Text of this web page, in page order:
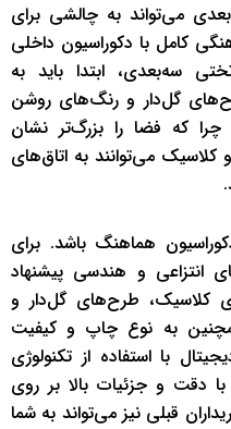
می‌تواند به چالشی برای
کامل با دکوراسیون داخلی
سه‌بعدی، ابتدا باید به
گل‌دار و رنگ‌های روشن
که فضا را بزرگ‌تر نشان
می‌توانند به اتاق‌های
هماهنگ باشد. برای
انتزاعی و هندسی پیشنهاد
کلاسیک، طرح‌های گل‌دار و
به نوع چاپ و کیفیت
با استفاده از تکنولوژی
دقت و جزئیات بالا بر روی
قبلی نیز می‌تواند به شما